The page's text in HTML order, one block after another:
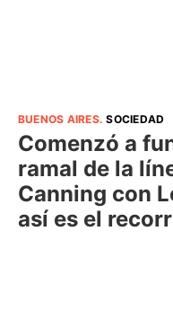
BUENOS AIRES.SOCIEDAD
Comenzó a
ramal de la
Canning con
así es el